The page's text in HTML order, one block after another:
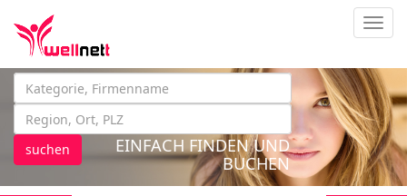
suchen
EINFACH FINDEN UND
BUCHEN